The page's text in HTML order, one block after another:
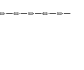
ー✏ー✏ー✏ー✏ー